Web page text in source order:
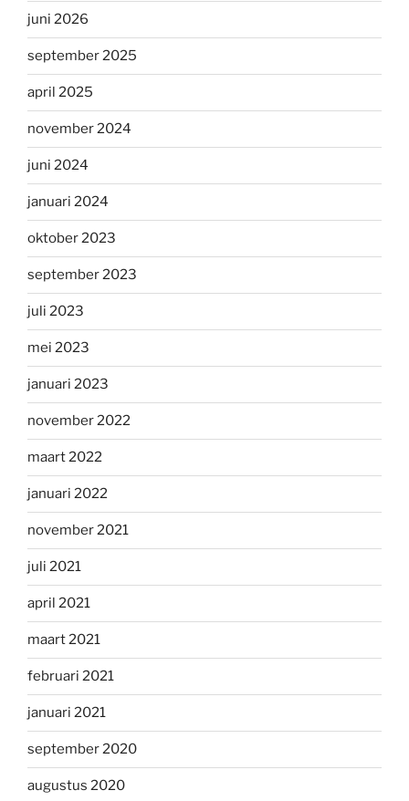
juni 2026
september 2025
april 2025
november 2024
juni 2024
januari 2024
oktober 2023
september 2023
juli 2023
mei 2023
januari 2023
november 2022
maart 2022
januari 2022
november 2021
juli 2021
april 2021
maart 2021
februari 2021
januari 2021
september 2020
augustus 2020